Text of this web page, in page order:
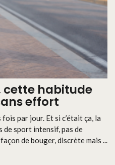
cette habitude
effort
par jour. Et si c’était ça, la
sport intensif, pas de
de bouger, discrète mais ...